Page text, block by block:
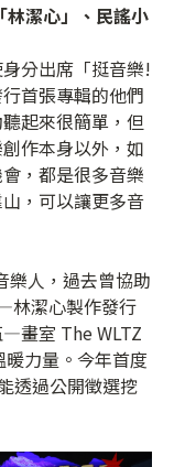
潔心」、民謠小
分出席「挺音樂!
首張專輯的他們
起來很簡單，但
作本身以外，如
，都是很多音樂
，可以讓更多音
樂人，過去曾協助
林潔心製作發行
畫室 The WLTZ
力量。今年首度
透過公開徵選挖